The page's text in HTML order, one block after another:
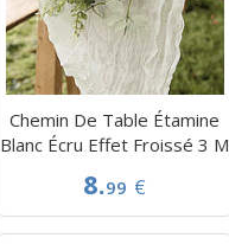
Chemin De Table Étamine
Blanc Écru Effet Froissé 3 M
8.99 €